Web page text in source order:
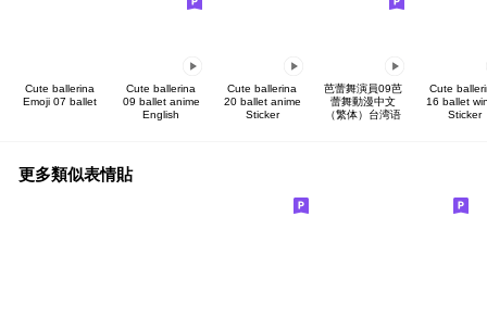
Cute ballerina
Emoji 07 ballet
Cute ballerina
09 ballet anime
English
Cute ballerina
20 ballet anime
Sticker
芭蕾舞演員09芭
蕾舞動漫中文
（繁体）台湾语
Cute
16 ballet
Sticker
更多類似表情貼